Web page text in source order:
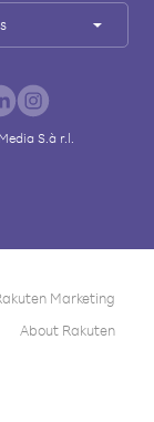
S.à r.l.
Marketing
About Rakuten